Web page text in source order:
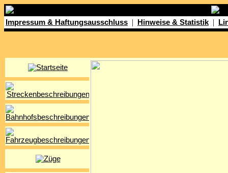
Impressum & Haftungsausschluss | Hinweise & Statistik |